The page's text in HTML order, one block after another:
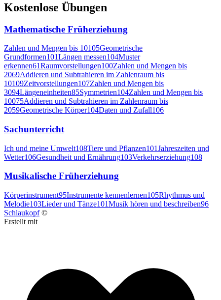
Kostenlose Übungen
Mathematische Früherziehung
Zahlen und Mengen bis 10105Geometrische
Grundformen101Längen messen104Muster
erkennen61Raumvorstellungen100Zahlen und Mengen bis
2069Addieren und Subtrahieren im Zahlenraum bis
10109Zeitvorstellungen107Zahlen und Mengen bis
3094Längeneinheiten85Symmetrien104Zahlen und Mengen bis
10075Addieren und Subtrahieren im Zahlenraum bis
2059Geometrische Körper104Daten und Zufall106
Sachunterricht
Ich und meine Umwelt108Tiere und Pflanzen101Jahreszeiten und
Wetter106Gesundheit und Ernährung103Verkehrserziehung108
Musikalische Früherziehung
Körperinstrument95Instrumente kennenlernen105Rhythmus und
Melodie103Lieder und Tänze101Musik hören und beschreiben96
Schlaukopf ©
Erstellt mit